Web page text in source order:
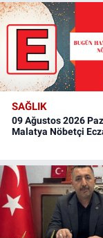
SAĞLIK
09 Ağustos 2026
Malatya Nöbetçi